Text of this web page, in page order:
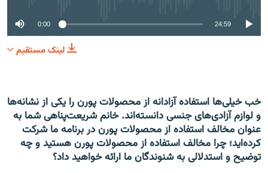
0:00 24:59
لینک مستقیم
خب خیلی‌ها استفاده آزادانه از محصولات پورن را یکی از نشانه‌ها
و لوازم آزادی‌های جنسی دانسته‌اند. خانم شریعت‌پناهی شما به
عنوان مخالف استفاده از محصولات پورن در برنامه ما شرکت
کرده‌اید؛ چرا مخالف استفاده از محصولات پورن هستید و چه
توضیح و استدلالی به شنوندگان ما ارائه خواهید داد؟